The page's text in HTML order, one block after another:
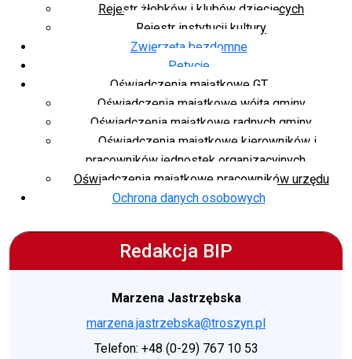
Rejestr żłobków i klubów dziecięcych
Rejestr instytucji kultury
Zwierzęta bezdomne
Petycje
Oświadczenia majątkowe GT
Oświadczenia majątkowe wójta gminy
Oświadczenia majątkowe radnych gminy
Oświadczenia majątkowe kierowników i
pracowników jednostek organizacyjnych
Oświadczenia majątkowe pracowników urzędu
Ochrona danych osobowych
Redakcja BIP
Marzena Jastrzębska
marzena.jastrzebska@troszyn.pl
Telefon: +48 (0-29) 767 10 53